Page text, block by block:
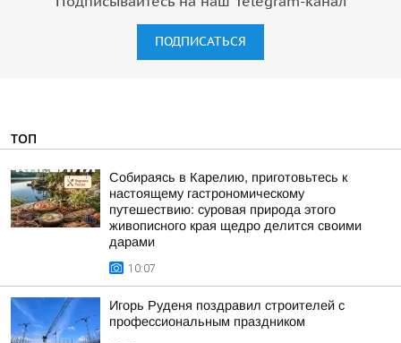
ПОДПИСАТЬСЯ
ТОП
Собираясь в Карелию, приготовьтесь к
настоящему гастрономическому
путешествию: суровая природа этого
живописного края щедро делится своими
дарами
10:07
Игорь Руденя поздравил строителей с
профессиональным праздником